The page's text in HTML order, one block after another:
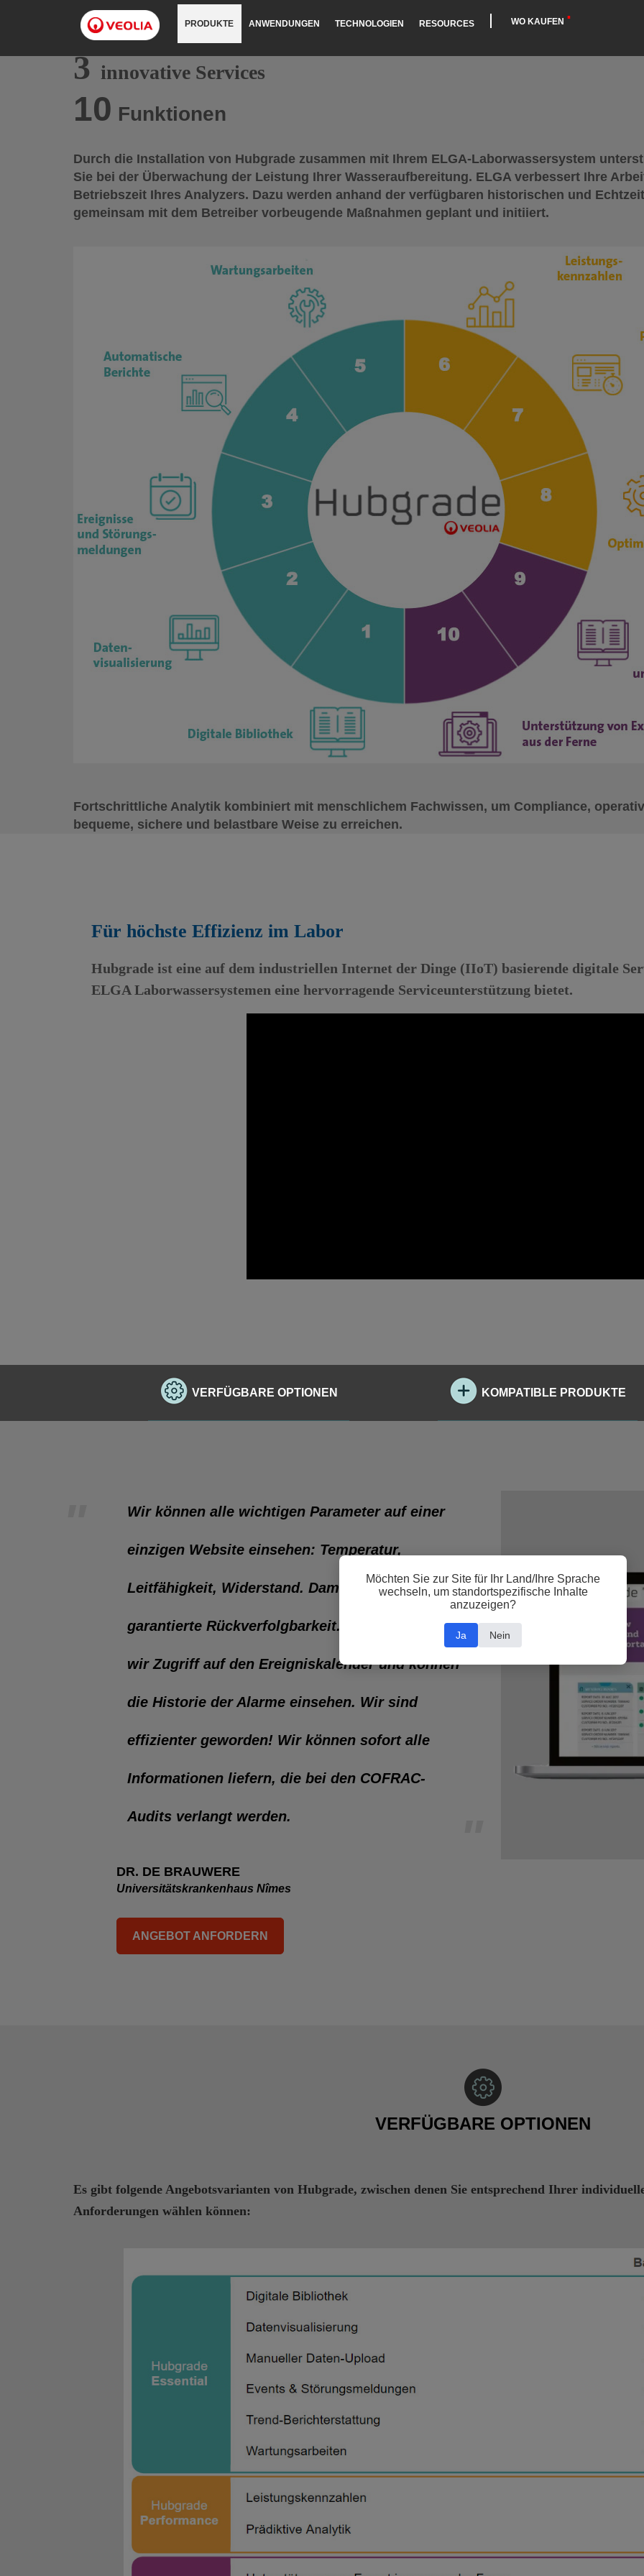
PRODUKTE ANWENDUNGEN TECHNOLOGIEN RESOURCES WO KAUFEN
3 innovative Services
10 Funktionen
Durch die Installation von Hubgrade zusammen mit Ihrem ELGA-Laborwassersystem
Sie bei der Überwachung der Leistung Ihrer Wasseraufbereitung. ELGA verbessert Ihre
Betriebszeit Ihres Analyzers. Dazu werden anhand der verfügbaren historischen und
gemeinsam mit dem Betreiber vorbeugende Maßnahmen geplant und initiiert.
Fortschrittliche Analytik kombiniert mit menschlichem Fachwissen, um Compliance,
bequeme, sichere und belastbare Weise zu erreichen.
Für höchste Effizienz im Labor
Hubgrade ist eine auf dem industriellen Internet der Dinge (IIoT) basierende digitale
ELGA Laborwassersystemen eine hervorragende Serviceunterstützung bietet.
VERFÜGBARE OPTIONEN KOMPATIBLE PRODUKTE
Wir können alle wichtigen Parameter auf einer
einzigen Website einsehen: Temperatur,
Leitfähigkeit, Widerstand. Damit bietet es eine
garantierte Rückverfolgbarkeit. Außerdem haben
wir Zugriff auf den Ereigniskalender und können
die Historie der Alarme einsehen. Wir sind
effizienter geworden! Wir können sofort alle
Informationen liefern, die bei den COFRAC-
Audits verlangt werden.
DR. DE BRAUWERE
Universitätskrankenhaus Nîmes
ANGEBOT ANFORDERN
VERFÜGBARE OPTIONEN
Es gibt folgende Angebotsvarianten von Hubgrade, zwischen denen Sie entsprechend Ihrer
Anforderungen wählen können:
Möchten Sie zur Site für Ihr Land/Ihre Sprache
wechseln, um standortspezifische Inhalte
anzuzeigen?
Ja Nein